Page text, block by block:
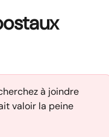
à joindre
valoir la peine